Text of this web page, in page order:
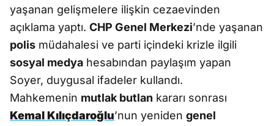
yaşanan gelişmelere ilişkin cezaevinden
açıklama yaptı. CHP Genel Merkezi’nde yaşanan
polis müdahalesi ve parti içindeki krizle ilgili
sosyal medya hesabından paylaşım yapan
Soyer, duygusal ifadeler kullandı.
Mahkemenin mutlak butlan kararı sonrası
Kemal Kılıçdaroğlu’nun yeniden genel